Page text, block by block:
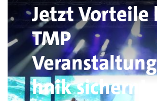
Jetzt Vorteile
TMP
hnik sichern!